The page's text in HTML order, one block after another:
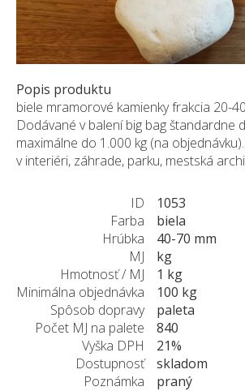
ZÁKAZKY NA MIERU
O NÁS
NOVINKY
SHOWROOM
KONTAKT
Popis produktu
biele mramorové kamienky frakcia 20-
Dodávané v balení big bag štandardne
maximálne do 1.000 kg (na
v interiéri, záhrade, parku, mestská
ID
1053
Farba
biela
Hrúbka
40-70 mm
MJ
kg
Hmotnosť / MJ
1 kg
Minimálna objednávka
100 kg
Spôsob dopravy
paleta
Počet MJ na palete
840
Vyška DPH
21%
Dostupnosť
skladom
Poznámka
praný